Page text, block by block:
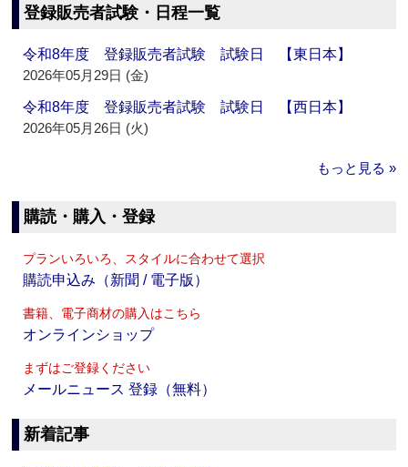
登録販売者試験・日程一覧
令和8年度 登録販売者試験 試験日 【東日本】
2026年05月29日 (金)
令和8年度 登録販売者試験 試験日 【西日本】
2026年05月26日 (火)
もっと見る »
購読・購入・登録
プランいろいろ、スタイルに合わせて選択
購読申込み（新聞 / 電子版）
書籍、電子商材の購入はこちら
オンラインショップ
まずはご登録ください
メールニュース 登録（無料）
新着記事